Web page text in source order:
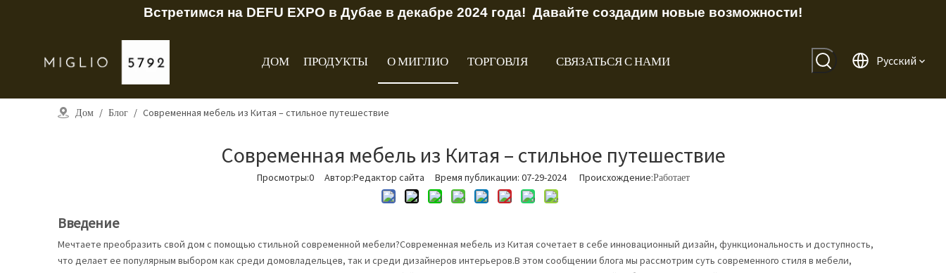
Встретимся на DEFU EXPO в Дубае в декабре 2024 года! Давайте создадим новые возможности!
ДОМ ПРОДУКТЫ О МИГЛИО ТОРГОВЛЯ СВЯЗАТЬСЯ С НАМИ Pусский
Дом / Блог / Современная мебель из Китая – стильное путешествие
Современная мебель из Китая – стильное путешествие
Просмотры:0Автор:Pедактор сайта Время публикации: 07-29-2024 Происхождение:Работает
Введение
Мечтаете преобразить свой дом с помощью стильной современной мебели?Современная мебель из Китая сочетает в себе инновационный дизайн, функциональность и доступность,
что делает ее популярным выбором как среди домовладельцев, так и среди дизайнеров интерьеров.В этом сообщении блога мы рассмотрим суть современного стиля в мебели,